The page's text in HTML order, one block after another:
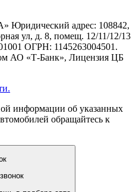
адрес: 108842,
ул, д. 8, помещ. 12/11/12/13
ОГРН: 1145263004501.
АО «Т-Банк», Лицензия ЦБ
информации об указанных
обращайтесь к